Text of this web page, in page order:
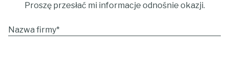
Proszę przesłać mi informacje odnośnie okazji.
Nazwa firmy*